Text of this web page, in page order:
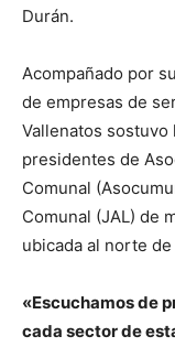
Durán.
Acompañado por
de empresas de
Vallenatos sostuvo
presidentes de
Comunal
Comunal (JAL) de
ubicada al norte
«Escuchamos de
cada sector de